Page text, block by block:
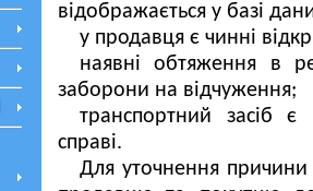
відображається у базі
у продавця є чинні
наявні обтяження в
заборони на відчуження;
транспортний засіб
справі.
Для уточнення